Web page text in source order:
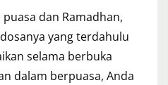
dan Ramadhan,
yang terdahulu
selama berbuka
dalam berpuasa, Anda